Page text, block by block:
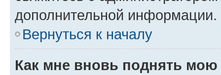
дополнительной информации.
Вернуться к началу
Как мне вновь поднять мою